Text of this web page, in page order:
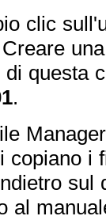
clic
di questa
.
copiano i
sul
al